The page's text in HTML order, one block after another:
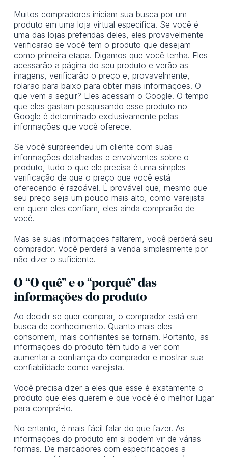
Muitos compradores iniciam sua busca por um
produto em uma loja virtual específica. Se você é
uma das lojas preferidas deles, eles provavelmente
verificarão se você tem o produto que desejam
como primeira etapa. Digamos que você tenha. Eles
acessarão a página do seu produto e verão as
imagens, verificarão o preço e, provavelmente,
rolarão para baixo para obter mais informações. O
que vem a seguir? Eles acessam o Google. O tempo
que eles gastam pesquisando esse produto no
Google é determinado exclusivamente pelas
informações que você oferece.
Se você surpreendeu um cliente com suas
informações detalhadas e envolventes sobre o
produto, tudo o que ele precisa é uma simples
verificação de que o preço que você está
oferecendo é razoável. É provável que, mesmo que
seu preço seja um pouco mais alto, como varejista
em quem eles confiam, eles ainda comprarão de
você.
Mas se suas informações faltarem, você perderá seu
comprador. Você perderá a venda simplesmente por
não dizer o suficiente.
O “O quê” e o “porquê” das
informações do produto
Ao decidir se quer comprar, o comprador está em
busca de conhecimento. Quanto mais eles
consomem, mais confiantes se tornam. Portanto, as
informações do produto têm tudo a ver com
aumentar a confiança do comprador e mostrar sua
confiabilidade como varejista.
Você precisa dizer a eles que esse é exatamente o
produto que eles querem e que você é o melhor lugar
para comprá-lo.
No entanto, é mais fácil falar do que fazer. As
informações do produto em si podem vir de várias
formas. De marcadores com especificações a